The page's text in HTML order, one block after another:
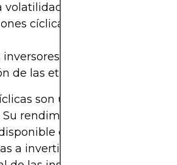
de una acción en
cíclicas suelen tener una
inversores cambian las
de las etapas económicas
son un reflejo de las
rendimiento está
de los consumidores,
a invertir en infraestructura y